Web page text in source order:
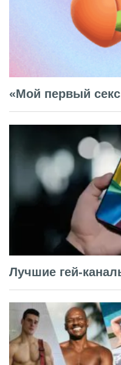
«Мой первый
Лучшие гей-